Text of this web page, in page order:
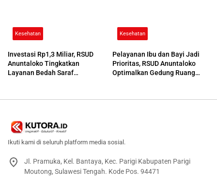
Kesehatan
Investasi Rp1,3 Miliar, RSUD
Anuntaloko Tingkatkan
Layanan Bedah Saraf
Kesehatan
Pelayanan Ibu dan Bayi Jadi
Prioritas, RSUD Anuntaloko
Optimalkan Gedung Ruang
Ikuti kami di seluruh platform media sosial.
Jl. Pramuka, Kel. Bantaya, Kec. Parigi Kabupaten Parigi
Moutong, Sulawesi Tengah. Kode Pos. 94471